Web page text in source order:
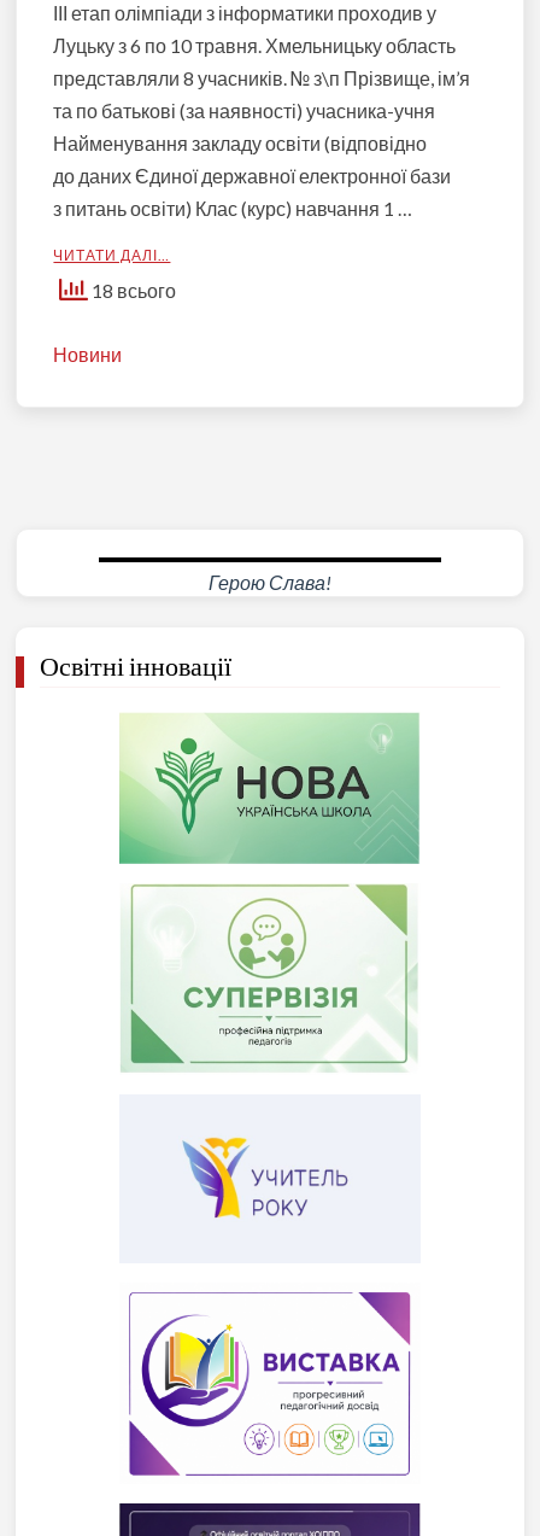
ІІІ етап олімпіади з інформатики проходив у
Луцьку з 6 по 10 травня. Хмельницьку область
представляли 8 учасників. № з\п Прізвище, ім’я
та по батькові (за наявності) учасника-учня
Найменування закладу освіти (відповідно
до даних Єдиної державної електронної бази
з питань освіти) Клас (курс) навчання 1 …
ЧИТАТИ ДАЛІ…
18 всього
Новини
Герою Слава!
Освітні інновації